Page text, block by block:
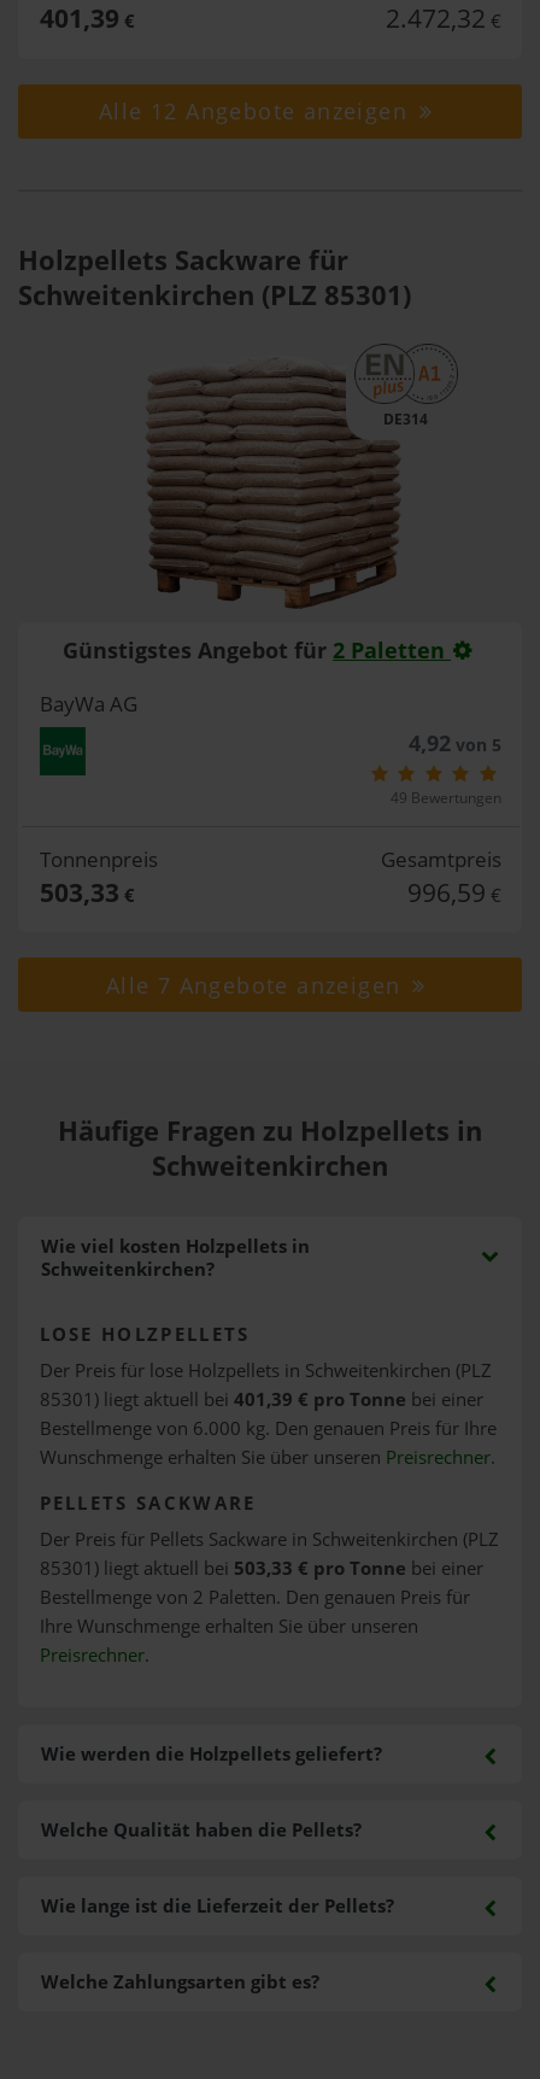
401,39 € 2.472,32 €
Alle 12 Angebote anzeigen
Holzpellets Sackware für
Schweitenkirchen (PLZ 85301)
DE314
Günstigstes Angebot für 2 Paletten
BayWa AG
4,92von 5
49 Bewertungen
Tonnenpreis
503,33 €
Gesamtpreis
996,59 €
Alle 7 Angebote anzeigen
Häufige Fragen zu Holzpellets in
Schweitenkirchen
Wie viel kosten Holzpellets in
Schweitenkirchen?
LOSE HOLZPELLETS
Der Preis für lose Holzpellets in Schweitenkirchen (PLZ
85301) liegt aktuell bei 401,39 € pro Tonne bei einer
Bestellmenge von 6.000 kg. Den genauen Preis für Ihre
Wunschmenge erhalten Sie über unseren Preisrechner.
PELLETS SACKWARE
Der Preis für Pellets Sackware in Schweitenkirchen (PLZ
85301) liegt aktuell bei 503,33 € pro Tonne bei einer
Bestellmenge von 2 Paletten. Den genauen Preis für
Ihre Wunschmenge erhalten Sie über unseren
Preisrechner.
Wie werden die Holzpellets geliefert?
Welche Zahlungsarten gibt es?
Welche Qualität haben die Pellets?
Wie lange ist die Lieferzeit der Pellets?